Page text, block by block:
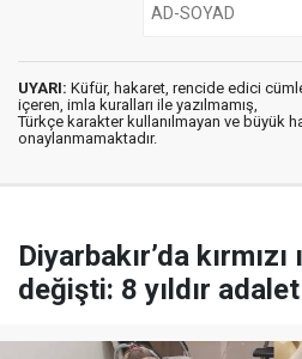
UYARI: Küfür, hakaret, rencide edici
içeren, imla kuralları ile yazılmamış,
Türkçe karakter kullanılmayan ve büyük
onaylanmamaktadır.
Diyarbakır’da kırmızı
değişti: 8 yıldır